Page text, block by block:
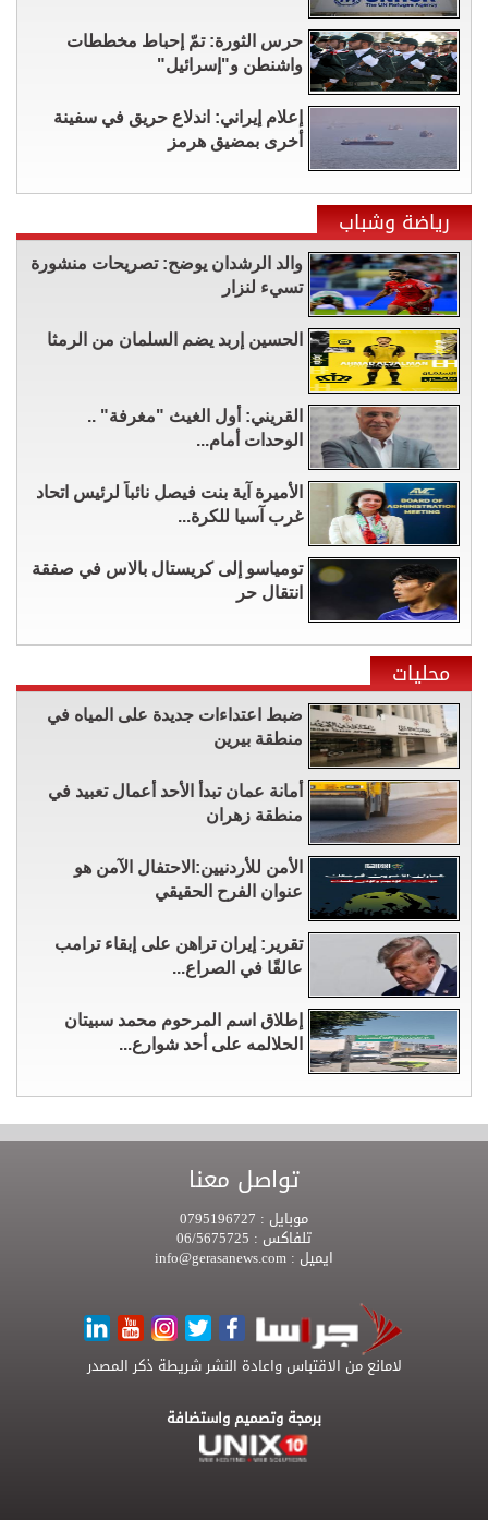
حرس الثورة: تمّ إحباط مخططات
واشنطن و"إسرائيل"
إعلام إيراني: اندلاع حريق في سفينة
أخرى بمضيق هرمز
رياضة وشباب
والد الرشدان يوضح: تصريحات منشورة
تسيء لنزار
الحسين إربد يضم السلمان من الرمثا
القريني: أول الغيث "مغرفة" ..
الوحدات أمام...
الأميرة آية بنت فيصل نائباً لرئيس اتحاد
غرب آسيا للكرة...
تومياسو إلى كريستال بالاس في صفقة
انتقال حر
محليات
ضبط اعتداءات جديدة على المياه في
منطقة بيرين
أمانة عمان تبدأ الأحد أعمال تعبيد في
منطقة زهران
الأمن للأردنيين:الاحتفال الآمن هو
عنوان الفرح الحقيقي
تقرير: إيران تراهن على إبقاء ترامب
عالقًا في الصراع...
إطلاق اسم المرحوم محمد سبيتان
الحلالمه على أحد شوارع...
تواصل معنا
موبايل :
تلفاكس :
ايميل :
لامانع من الاقتباس واعادة النشر شريطة ذكر المصدر
برمجة وتصميم واستضافة